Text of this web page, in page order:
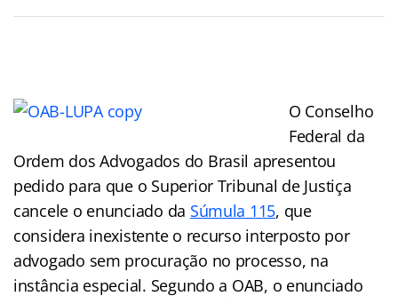
O Conselho
Federal da
Ordem dos Advogados do Brasil apresentou
pedido para que o Superior Tribunal de Justiça
cancele o enunciado da Súmula 115, que
considera inexistente o recurso interposto por
advogado sem procuração no processo, na
instância especial. Segundo a OAB, o enunciado